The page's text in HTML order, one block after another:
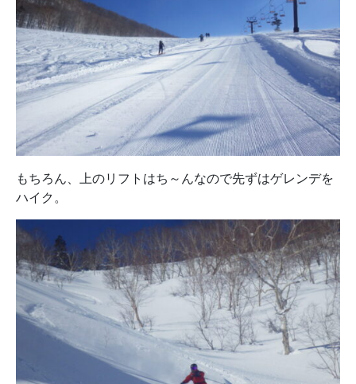
もちろん、上のリフトはち～んなので先ずはゲレンデを
ハイク。